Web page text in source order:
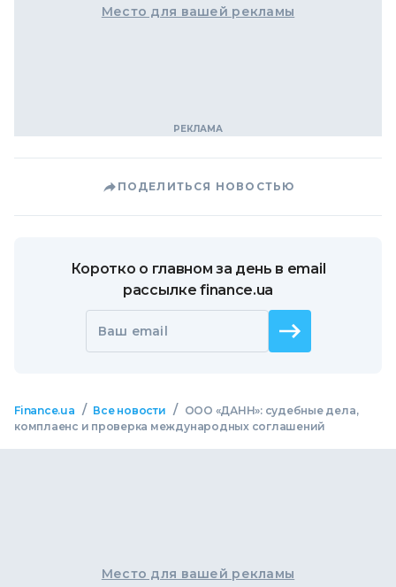
Место для вашей рекламы
ПОДЕЛИТЬСЯ НОВОСТЬЮ
Коротко о главном за день в email
рассылке finance.ua
Ваш email
Finance.ua / Все новости /
ООО «ДАНН»: судебные дела,
комплаенс и проверка международных соглашений
Место для вашей рекламы